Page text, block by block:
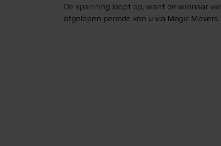
De spanning loopt op, want de winnaar
afgelopen periode kon u via Magic Movers